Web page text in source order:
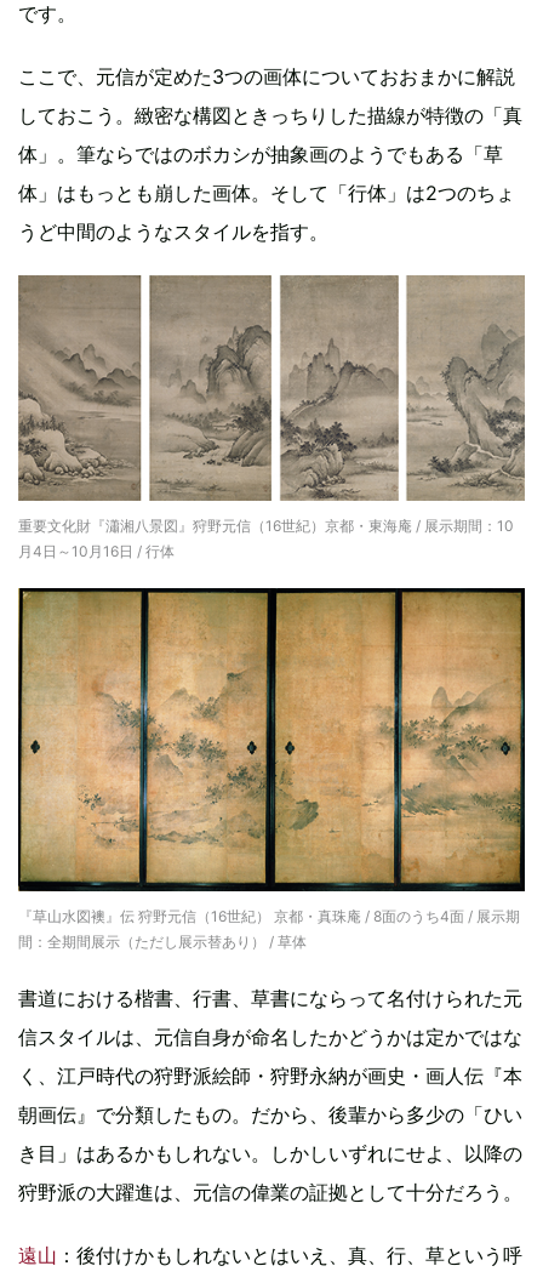
です。
ここで、元信が定めた3つの画体についておおまかに解説
しておこう。緻密な構図ときっちりした描線が特徴の「真
体」。筆ならではのボカシが抽象画のようでもある「草
体」はもっとも崩した画体。そして「行体」は2つのちょ
うど中間のようなスタイルを指す。
重要文化財『瀟湘八景図』狩野元信（16世紀）京都・東海庵 / 展示期間：10
月4日～10月16日 / 行体
『草山水図襖』伝 狩野元信（16世紀） 京都・真珠庵 / 8面のうち4面 / 展示期
間：全期間展示（ただし展示替あり） / 草体
書道における楷書、行書、草書にならって名付けられた元
信スタイルは、元信自身が命名したかどうかは定かではな
く、江戸時代の狩野派絵師・狩野永納が画史・画人伝『本
朝画伝』で分類したもの。だから、後輩から多少の「ひい
き目」はあるかもしれない。しかしいずれにせよ、以降の
狩野派の大躍進は、元信の偉業の証拠として十分だろう。
遠山 ：後付けかもしれないとはいえ、真、行、草という呼